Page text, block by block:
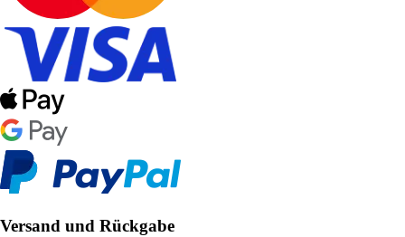
Versand und Rückgabe